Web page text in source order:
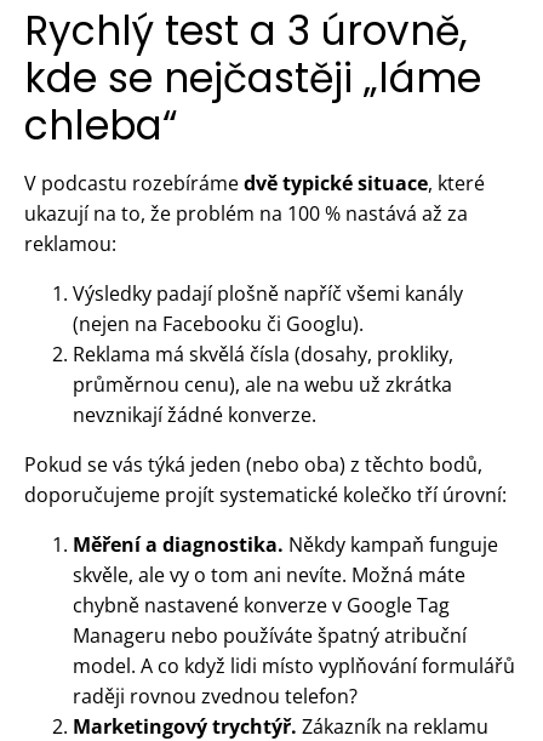
Rychlý test a 3 úrovně,
kde se nejčastěji „láme
chleba“
V podcastu rozebírámedvě typické situace, které
ukazují na to, že problém na 100 % nastává až za
reklamou:
Výsledky padají plošně napříč všemi kanály
(nejen na Facebooku či Googlu).
Reklama má skvělá čísla (dosahy, prokliky,
průměrnou cenu), ale na webu už zkrátka
nevznikají žádné konverze.
Pokud se vás týká jeden (nebo oba) z těchto bodů,
doporučujeme projít systematické kolečko tří úrovní:
Měření a diagnostika. Někdy kampaň funguje
skvěle, ale vy o tom ani nevíte. Možná máte
chybně nastavené konverze v Google Tag
Manageru nebo používáte špatný atribuční
model. A co když lidi místo vyplňování formulářů
raději rovnou zvednou telefon?
Marketingový trychtýř. Zákazník na reklamu